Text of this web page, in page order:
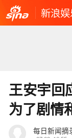
新浪
王安宇回
为了剧情
每日新闻摘